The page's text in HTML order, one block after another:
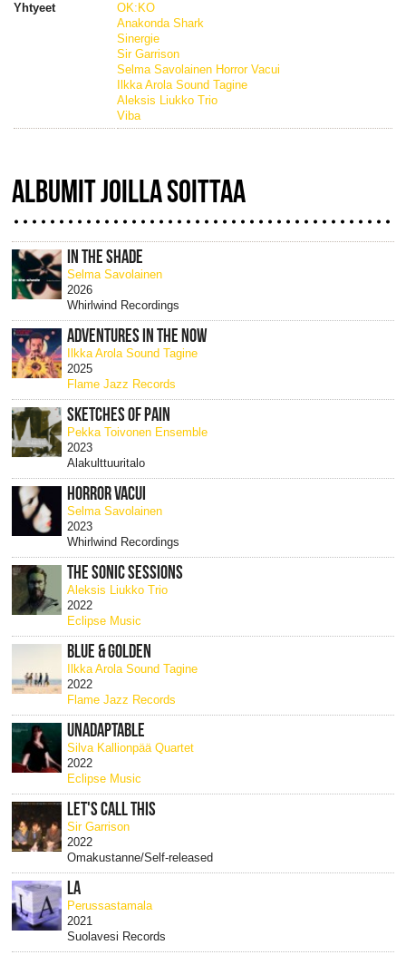
Yhtyeet
OK:KO
Anakonda Shark
Sinergie
Sir Garrison
Selma Savolainen Horror Vacui
Ilkka Arola Sound Tagine
Aleksis Liukko Trio
Viba
ALBUMIT JOILLA SOITTAA
IN THE SHADE
Selma Savolainen
2026
Whirlwind Recordings
ADVENTURES IN THE NOW
Ilkka Arola Sound Tagine
2025
Flame Jazz Records
SKETCHES OF PAIN
Pekka Toivonen Ensemble
2023
Alakulttuuritalo
HORROR VACUI
Selma Savolainen
2023
Whirlwind Recordings
THE SONIC SESSIONS
Aleksis Liukko Trio
2022
Eclipse Music
BLUE & GOLDEN
Ilkka Arola Sound Tagine
2022
Flame Jazz Records
UNADAPTABLE
Silva Kallionpää Quartet
2022
Eclipse Music
LET'S CALL THIS
Sir Garrison
2022
Omakustanne/Self-released
LA
Perussastamala
2021
Suolavesi Records